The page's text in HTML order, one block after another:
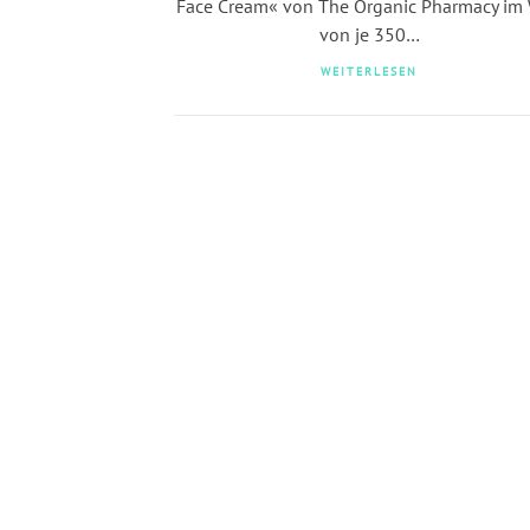
Face Cream« von The Organic Pharmacy im
von je 350…
WEITERLESEN